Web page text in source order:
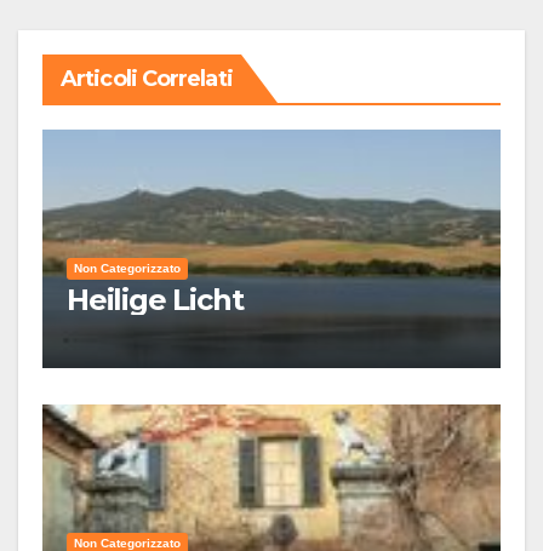
Articoli Correlati
Non Categorizzato
Heilige Licht
Non Categorizzato